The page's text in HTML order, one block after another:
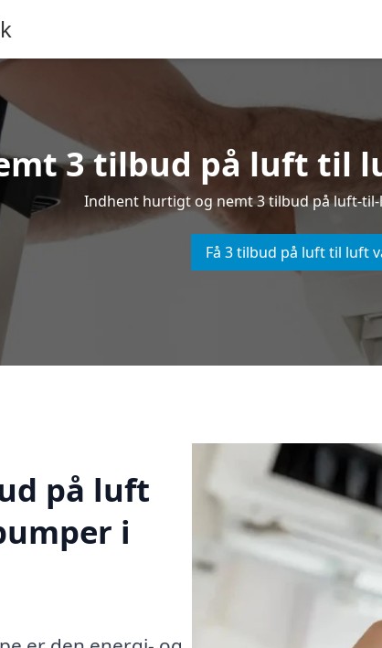
3 tilbud på luft til
Indhent hurtigt og nemt 3 tilbud på luft-
Få 3 tilbud på luft til luft
på luft
i